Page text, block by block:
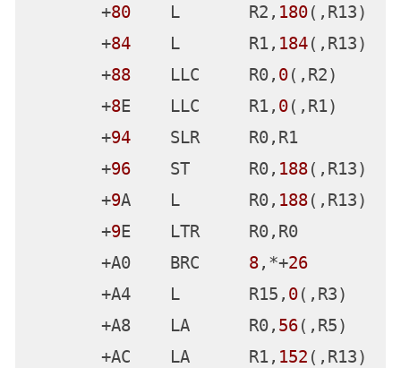
       +
56
    ST      R0,
152(,R13)
       +
5A    BASR    R14,R15
       +
5C    LA      R2, 160 (,R13)
       +
60
    LA      R1,
48 (,R5)
       +
64
    LA      R0,
0
       +
68
    CLST    R2,R1
       +
6C    LA      R0, 0
       +
70
    ST      R2,
180
       +
74
    ST      R1,
184(,R13)
       +
78
    ST      R0,
188 (,R13)
       +
7C    BRC 8,*+30
       +
80
    L       R2,
180 (,R13)